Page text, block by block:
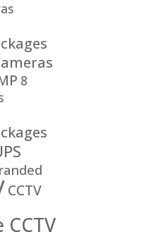
8
CCTV